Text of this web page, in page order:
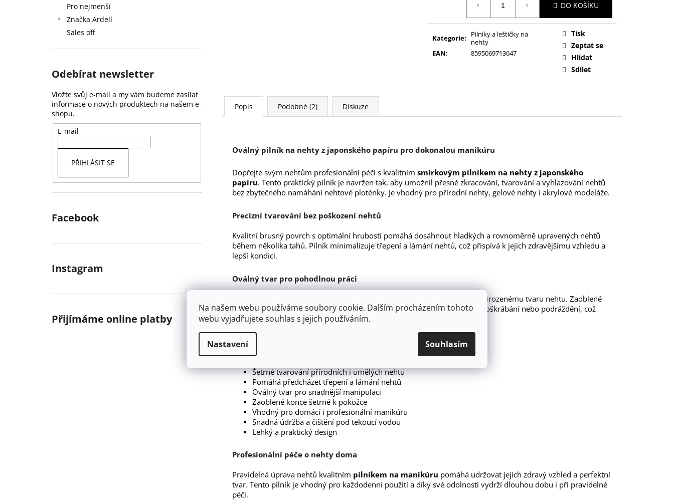
Na našem webu používáme soubory cookie. Dalším procházením tohoto
webu vyjadřujete souhlas s jejich používáním.
Nastavení Souhlasím
Pro nejmenší
Značka Ardell
Sales off
Odebírat newsletter
Vložte svůj e-mail a my vám budeme zasílat
informace o nových produktech na našem e-
shopu.
E-mail
PŘIHLÁSIT SE
Facebook
Instagram
Přijímáme online platby
DO KOŠÍKU
Kategorie:
Pilníky a leštičky na
nehty
EAN: 8595069713647
Tisk
Zeptat se
Hlídat
Sdílet
Popis Podobné (2) Diskuze
Oválný pilník na nehty z japonského papíru pro dokonalou manikúru
Dopřejte svým nehtům profesionální péči s kvalitním smirkovým pilníkem na nehty z japonského
papíru. Tento praktický pilník je navržen tak, aby umožnil přesné zkracování, tvarování a vyhlazování nehtů
bez zbytečného namáhání nehtové ploténky. Je vhodný pro přírodní nehty, gelové nehty i akrylové modeláže.
Precizní tvarování bez poškození nehtů
Kvalitní brusný povrch s optimální hrubostí pomáhá dosáhnout hladkých a rovnoměrně upravených nehtů
během několika tahů. Pilník minimalizuje třepení a lámání nehtů, což přispívá k jejich zdravějšímu vzhledu a
lepší kondici.
Oválný tvar pro pohodlnou práci
Díky ergonomickému oválnému provedení se pilník snadno přizpůsobí přirozenému tvaru nehtu. Zaoblené
konce jsou šetrné k okolní pokožce a pomáhají předcházet nechtěnému poškrábání nebo podráždění, což
ocení zejména osoby s citlivou pokožkou.
Hlavní výhody pilníku na nehty
Šetrné tvarování přírodních i umělých nehtů
Pomáhá předcházet třepení a lámání nehtů
Oválný tvar pro snadnější manipulaci
Zaoblené konce šetrné k pokožce
Vhodný pro domácí i profesionální manikúru
Snadná údržba a čištění pod tekoucí vodou
Lehký a praktický design
Profesionální péče o nehty doma
Pravidelná úprava nehtů kvalitním pilníkem na manikúru pomáhá udržovat jejich zdravý vzhled a perfektní
tvar. Tento pilník je vhodný pro každodenní použití a díky své odolnosti vydrží dlouhou dobu i při pravidelné
péči.